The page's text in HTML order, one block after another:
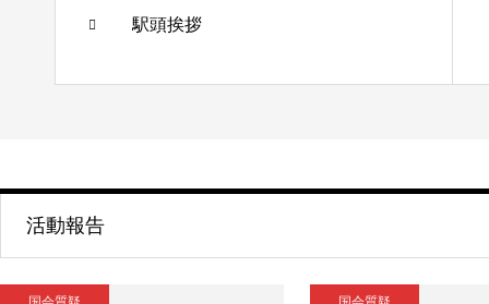
駅頭挨拶
活動報告